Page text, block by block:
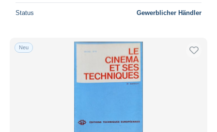
Status Gewerblicher Händler
Neu